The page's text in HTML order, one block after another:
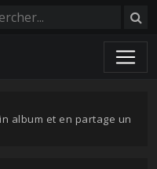
album et en partage un